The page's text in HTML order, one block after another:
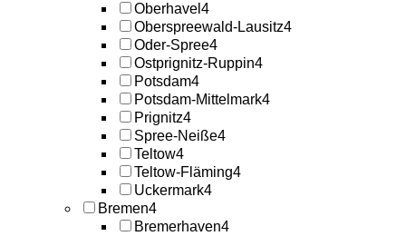
Oberhavel 4
Oberspreewald-Lausitz4
Oder-Spree4
Ostprignitz-Ruppin4
Potsdam4
Potsdam-Mittelmark4
Prignitz4
Spree-Neiße4
Teltow4
Teltow-Fläming4
Uckermark4
Bremen4
Bremerhaven4